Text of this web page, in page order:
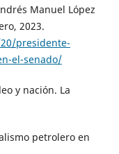
Manuel López
2023.
presidente-
el-senado/
y nación. La
petrolero en